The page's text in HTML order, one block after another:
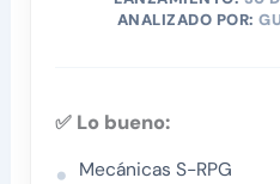
ANALIZADO POR:
✅ Lo bueno:
Mecánicas S-RPG